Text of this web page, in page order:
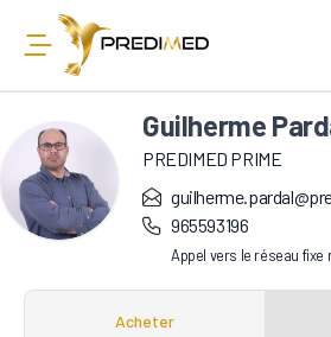
Guilherme
PREDIMED PRIME
965593196
Appel vers le réseau fixe
Acheter